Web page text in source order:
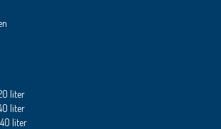
liter
liter
liter